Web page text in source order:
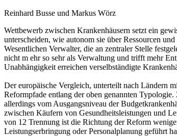
Reinhard Busse und Markus Wörz
Wettbewerb zwischen Krankenhäusern setzt ein
unterscheiden, wie autonom sie über Ressourcen
Wesentlichen Verwalter, die an zentraler Stelle
nicht m ehr so sehr als Verwaltung und trifft mehr
Unabhängigkeit erreichen verselbständigte
Der europäische Vergleich, unterteilt nach Ländern
Reformpfade entlang der oben genannten
allerdings vom Ausgangsniveau der
zwischen Käufern von Gesundheitsleistungen und
von 12 Trennung ist die Richtung der Reform
Leistungserbringung oder Personalplanung geführt